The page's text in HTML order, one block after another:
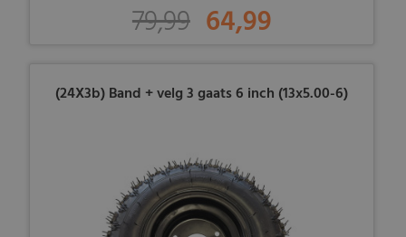
79,99 64,99
(24X3b) Band + velg 3 gaats 6 inch (13x5.00-6)